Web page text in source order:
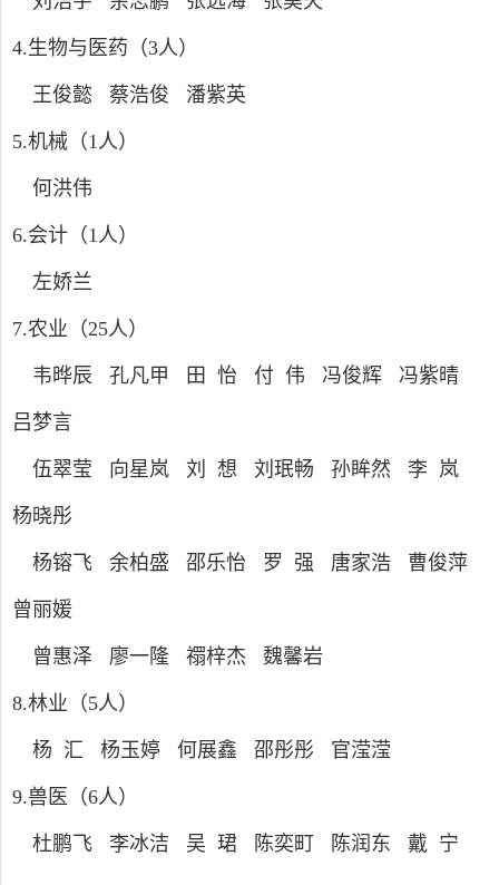
4.生物与医药（3人）
王俊懿 蔡浩俊 潘紫英
5.机械（1人）
何洪伟
6.会计（1人）
左娇兰
7.农业（25人）
韦晔辰 孔凡甲 田 怡 付 伟 冯俊辉 冯紫晴
吕梦言
伍翠莹 向星岚 刘 想 刘珉畅 孙眸然 李 岚
杨晓彤
杨镕飞 余柏盛 邵乐怡 罗 强 唐家浩 曹俊萍
曾丽媛
曾惠泽 廖一隆 禤梓杰 魏馨岩
8.林业（5人）
杨 汇 杨玉婷 何展鑫 邵彤彤 官滢滢
9.兽医（6人）
杜鹏飞 李冰洁 吴 珺 陈奕町 陈润东 戴 宁